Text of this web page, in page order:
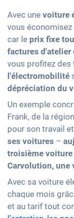
Avec une voiture
vous économisez
car le prix fixe
factures d'atelier
vous profitez des
l'électromobilité
dépréciation du
Un exemple
Frank, de la
pour son travail
ses voitures –
troisième voiture
Carvolution, une
Avec sa voiture
chaque mois
et au tarif tout